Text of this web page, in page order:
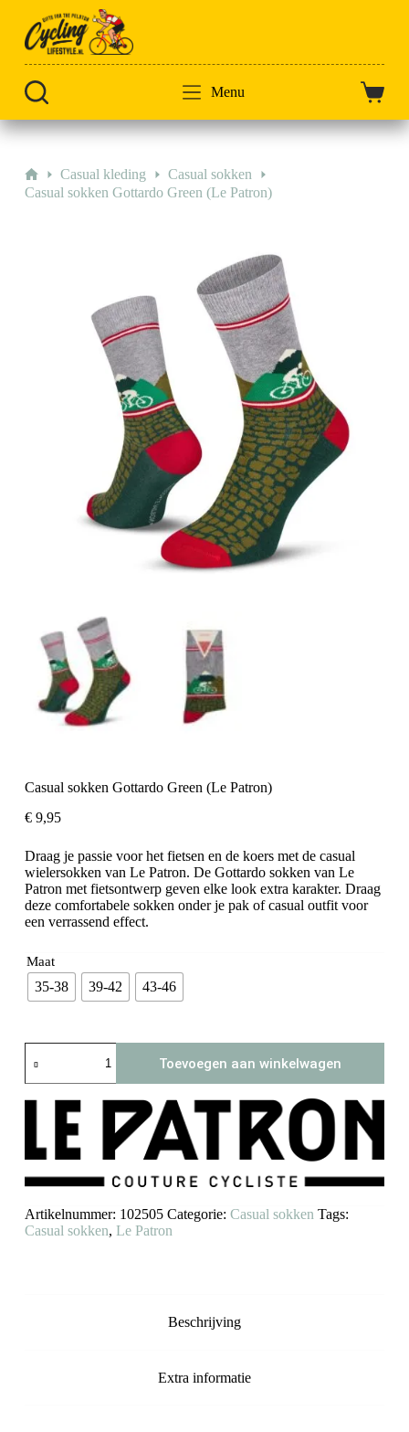
artikel
Menu
HomeCasual kleding
Casual sokken
Casual sokken Gottardo Green (Le Patron)
Casual sokken Gottardo Green (Le Patron)
€9,95
Draag je passie voor het fietsen en de koers met de casual
wielersokken van Le Patron. De Gottardo sokken van Le
Patron met fietsontwerp geven elke look extra karakter. Draag
deze comfortabele sokken onder je pak of casual outfit voor
een verrassend effect.
Maat
35-38 39-42 43-46
sokken
Gottardo
Toevoegen aan winkelwagen
Artikelnummer: 102505 Categorie: Casual sokken Tags:
Casual sokken, Le Patron
Beschrijving
Extra informatie